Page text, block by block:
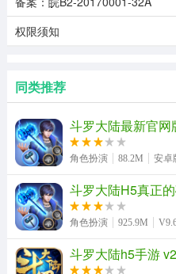
权限须知
同类推荐
斗罗大陆最新官网
角色扮演 88.2M 安卓
斗罗大陆H5真正
角色扮演 925.9M
斗罗大陆h5手游